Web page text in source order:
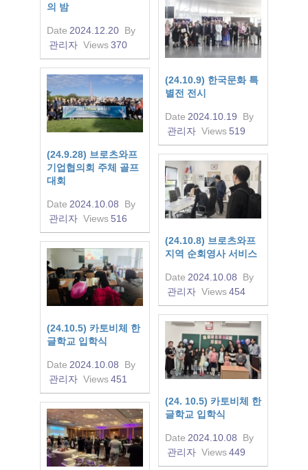
의 밤
Date 2024.12.20 By
관리자 Views370
(24.10.9) 한국문화 특
별전 전시
Date 2024.10.19
By
관리자 Views 519
(24.9.28) 브로츠와프
기업협의회 주체 골프
대회
Date 2024.10.08
By
관리자 Views 516
(24.10.8) 브로츠와프
지역 순회영사 서비스
Date 2024.10.08
By
관리자 Views454
(24.10.5) 카토비체 한
글학교 입학식
Date 2024.10.08
By
관리자 Views451
(24. 10.5) 카토비체 한
글학교 입학식
Date 2024.10.08
By
관리자 Views449